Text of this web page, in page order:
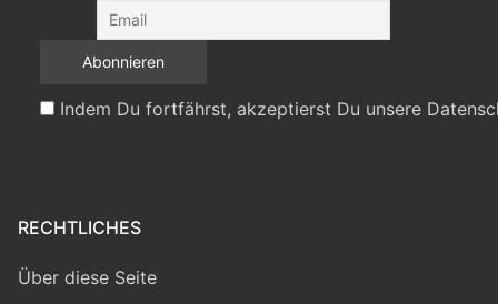
Indem Du fortfährst, akzeptierst Du unsere
RECHTLICHES
Über diese Seite